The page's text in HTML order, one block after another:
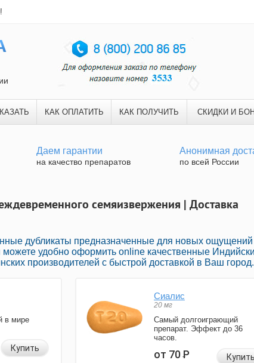
КАК ОПЛАТИТЬ КАК ПОЛУЧИТЬ СКИДКИ И
Даем гарантии
на качество препаратов
Анонимная
по всей России
семяизвержения | Доставка
дубликаты предназначенные для новых ощущений
удобно оформить online качественные
производителей с быстрой доставкой в Ваш город.
в мире
Купить
Сиалис
20 мг
Самый долгоиграющий
препарат. Эффект до 36
часов.
от 70Р Купить